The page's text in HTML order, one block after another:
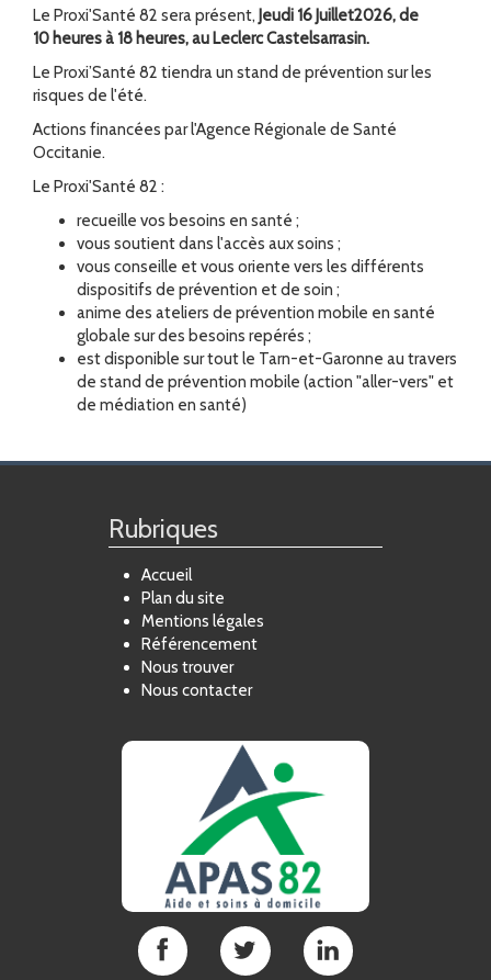
Le Proxi'Santé 82 sera présent, Jeudi 16 Juillet2026,de
10 heures à 18 heures, au Leclerc Castelsarrasin.
Le Proxi’Santé 82 tiendra un stand de prévention sur les
risques de l'été.
Actions financées par l'Agence Régionale de Santé
Occitanie.
Le Proxi'Santé 82 :
recueille vos besoins en santé ;
vous soutient dans l'accès aux soins ;
vous conseille et vous oriente vers les différents
dispositifs de prévention et de soin ;
anime des ateliers de prévention mobile en santé
globale sur des besoins repérés ;
est disponible sur tout le Tarn-et-Garonne au travers
de stand de prévention mobile (action "aller-vers" et
de médiation en santé)
Rubriques
Accueil
Plan du site
Mentions légales
Référencement
Nous trouver
Nous contacter
APAS
APAS
APAS